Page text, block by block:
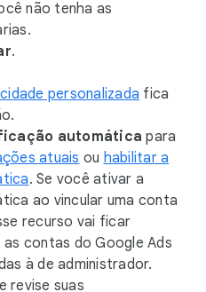
não tenha as
.
personalizada fica
automática para
atuais ou habilitar a
. Se você ativar a
ao vincular uma conta
recurso vai ficar
contas do Google Ads
à de administrador.
e revise suas